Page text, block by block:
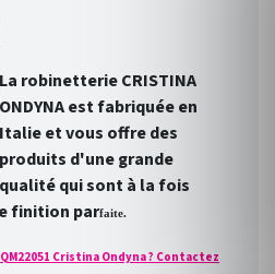
La robinetterie CRISTINA
ONDYNA est fabriquée en
Italie et vous offre des
produits d'une grande
qualité qui sont à la fois
finition parfaite.
Cristina Ondyna ? Contactez